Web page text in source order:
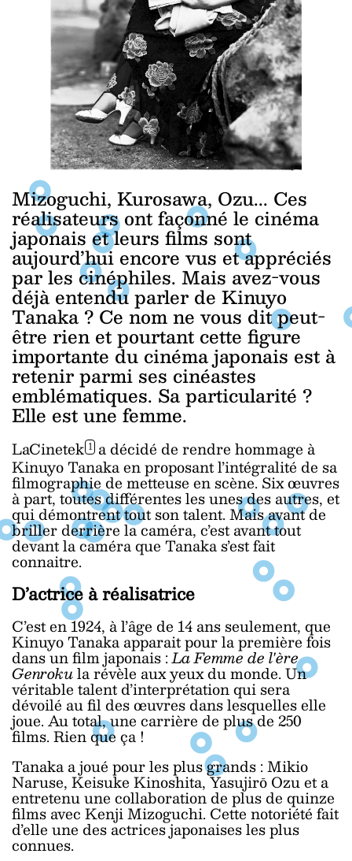
Mizoguchi, Kurosawa, Ozu... Ces
réalisateurs ont façonné le cinéma
japonais et leurs films sont
aujourd’hui encore vus et appréciés
par les cinéphiles. Mais avez-vous
déjà entendu parler de Kinuyo
Tanaka ? Ce nom ne vous dit peut-
être rien et pourtant cette figure
importante du cinéma japonais est à
retenir parmi ses cinéastes
emblématiques. Sa particularité ?
Elle est une femme.
LaCinetek 1a décidé de rendre hommage à
Kinuyo Tanaka en proposant l’intégralité de sa
filmographie de metteuse en scène. Six œuvres
à part, toutes différentes les unes des autres, et
qui démontrent tout son talent. Mais avant de
briller derrière la caméra, c’est avant tout
devant la caméra que Tanaka s’est fait
connaitre.
D’actrice à réalisatrice
C’est en 1924, à l’âge de 14 ans seulement, que
Kinuyo Tanaka apparait pour la première fois
dans un film japonais :La Femme de l'ère
Genrokula révèle aux yeux du monde. Un
véritable talent d’interprétation qui sera
dévoilé au fil des œuvres dans lesquelles elle
joue. Au total, une carrière de plus de 250
films. Rien que ça !
Tanaka a joué pour les plus grands : Mikio
Naruse, Keisuke Kinoshita, Yasujirō Ozu et a
entretenu une collaboration de plus de quinze
films avec Kenji Mizoguchi. Cette notoriété fait
d’elle une des actrices japonaises les plus
connues.